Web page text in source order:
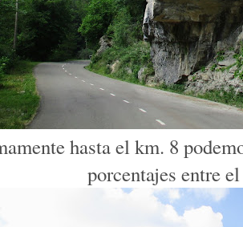
hasta el km. 8
porcentajes entre